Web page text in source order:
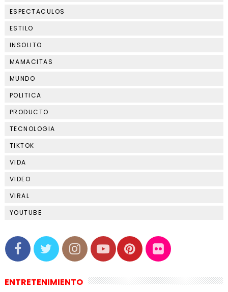
ESPECTACULOS
ESTILO
INSOLITO
MAMACITAS
MUNDO
POLITICA
PRODUCTO
TECNOLOGIA
TIKTOK
VIDA
VIDEO
VIRAL
YOUTUBE
ENTRETENIMIENTO